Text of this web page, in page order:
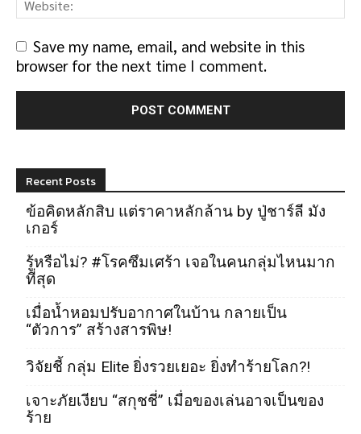
Save my name, email, and website in this
browser for the next time I comment.
Recent Posts
ข้อคิดหลักสิบ แต่ราคาหลักล้าน by ปู่ชาร์ลี มัง
เกอร์
รู้หรือไม่? #โรคซึมเศร้า เจอในคนกลุ่มไหนมาก
ที่สุด
เมื่อน้ำหอมปรับอากาศในบ้าน กลายเป็น
“ตัวการ” สร้างสารพิษ!
วิจัยชี้ กลุ่ม Elite ยิ่งรวยเยอะ ยิ่งทำร้ายโลก?!
เจาะภัยเงียบ “สกุชชี่” เมื่อของเล่นอาจเป็นของ
ร้าย